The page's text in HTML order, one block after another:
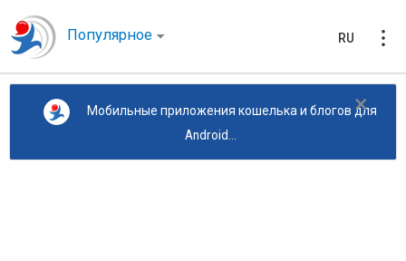
Популярное RU
×
Мобильные приложения кошелька и блогов для
Android...